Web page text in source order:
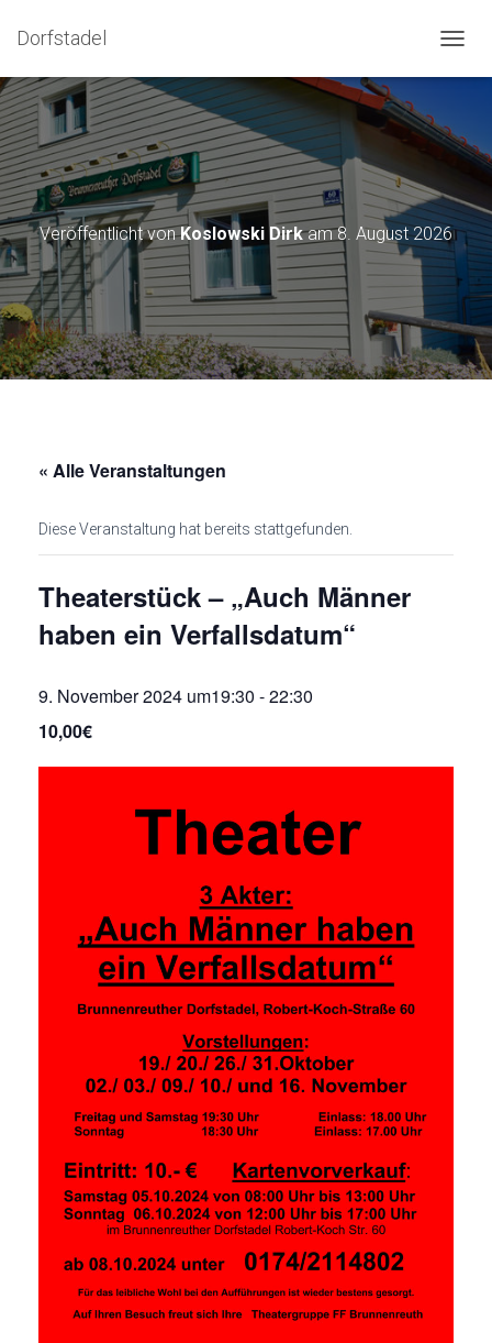
Dorfstadel
Veröffentlicht vonKoslowski Dirkam8. August 2026
« Alle Veranstaltungen
Diese Veranstaltung hat bereits stattgefunden.
Theaterstück – „Auch Männer
haben ein Verfallsdatum“
9. November 2024 um19:30 -22:30
10,00€